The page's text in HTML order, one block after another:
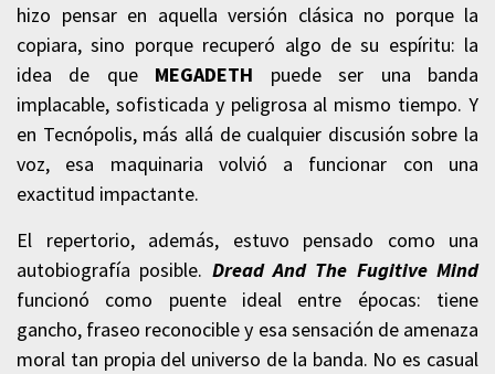
hizo pensar en aquella versión clásica no porque la
copiara, sino porque recuperó algo de su espíritu: la
idea de que MEGADETH puede ser una banda
implacable, sofisticada y peligrosa al mismo tiempo. Y
en Tecnópolis, más allá de cualquier discusión sobre la
voz, esa maquinaria volvió a funcionar con una
exactitud impactante.
El repertorio, además, estuvo pensado como una
autobiografía posible. Dread And The Fugitive Mind
funcionó como puente ideal entre épocas: tiene
gancho, fraseo reconocible y esa sensación de amenaza
moral tan propia del universo de la banda. No es casual